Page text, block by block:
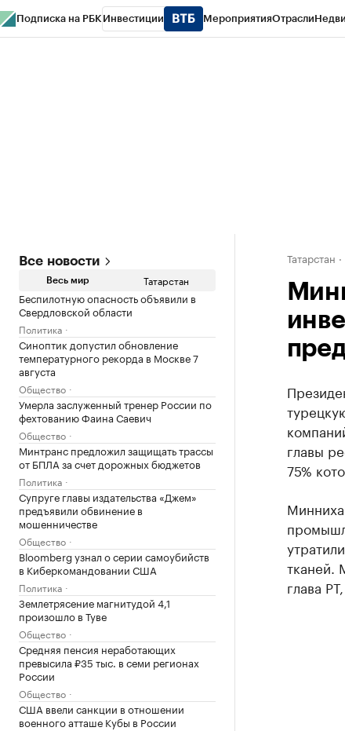
Подписка на РБК Инвестиции МероприятияОтрасли
Все новости
Весь мир Татарстан
Беспилотную опасность объявили в
Свердловской области
Политика
Синоптик допустил обновление
температурного рекорда в Москве 7
августа
Общество
Умерла заслуженный тренер России по
фехтованию Фаина Саевич
Общество
Минтранс предложил защищать трассы
от БПЛА за счет дорожных бюджетов
Политика
Супруге главы издательства «Джем»
предъявили обвинение в
мошенничестве
Общество
Bloomberg узнал о серии самоубийств
в Киберкомандовании США
Политика
Землетрясение магнитудой 4,1
произошло в Туве
Общество
Средняя пенсия неработающих
превысила ₽35 тыс. в семи регионах
России
Общество
США ввели санкции в отношении
военного атташе Кубы в России
Татарстан
главы
75%
тканей.
глава